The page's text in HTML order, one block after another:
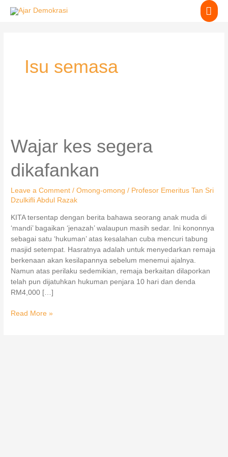
Isu semasa
Wajar kes segera
dikafankan
Leave a Comment /Omong-omong / Profesor Emeritus Tan Sri
Dzulkifli Abdul Razak
KITA tersentap dengan berita bahawa seorang anak muda di
‘mandi’ bagaikan ‘jenazah’ walaupun masih sedar. Ini kononnya
sebagai satu ‘hukuman’ atas kesalahan cuba mencuri tabung
masjid setempat. Hasratnya adalah untuk menyedarkan remaja
berkenaan akan kesilapannya sebelum menemui ajalnya.
Namun atas perilaku sedemikian, remaja berkaitan dilaporkan
telah pun dijatuhkan hukuman penjara 10 hari dan denda
RM4,000 […]
segera
dikafankan
Read More »